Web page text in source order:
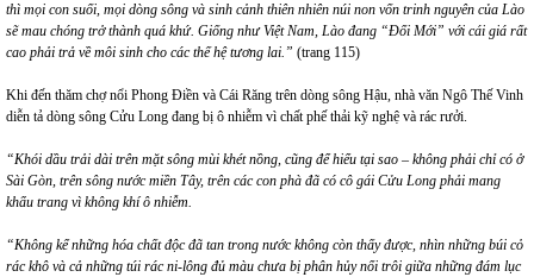
thì mọi con suối, mọi dòng sông và sinh cảnh thiên nhiên núi non vốn trinh nguyên của Lào
sẽ mau chóng trở thành quá khứ. Giống như Việt Nam, Lào đang “Đổi Mới” với cái giá rất
cao phải trả về môi sinh cho các thế hệ tương lai.” (trang 115)
Khi đến thăm chợ nổi Phong Điền và Cái Răng trên dòng sông Hậu, nhà văn Ngô Thế Vinh
diễn tả dòng sông Cửu Long đang bị ô nhiễm vì chất phế thải kỹ nghệ và rác rưởi.
“Khói dầu trải dài trên mặt sông mùi khét nồng, cũng để hiểu tại sao – không phải chỉ có ở
Sài Gòn, trên sông nước miền Tây, trên các con phà đã có cô gái Cửu Long phải mang
khẩu trang vì không khí ô nhiễm.
“Không kể những hóa chất độc đã tan trong nước không còn thấy được, nhìn những búi cỏ
rác khô và cả những túi rác ni-lông đủ màu chưa bị phân hủy nổi trôi giữa những đám lục